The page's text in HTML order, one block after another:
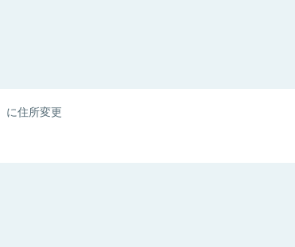
に住所変更